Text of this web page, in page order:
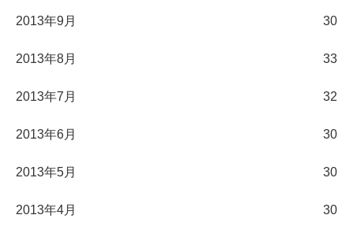
2013年9月 30
2013年8月 33
2013年7月 32
2013年6月 30
2013年5月 30
2013年4月 30